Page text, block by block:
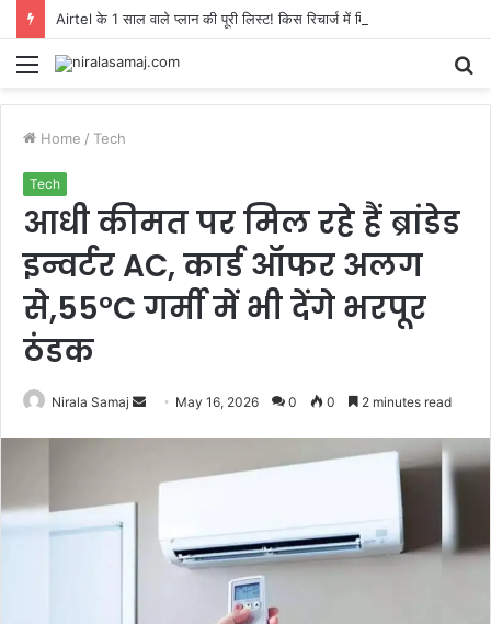
Menu
Home / Tech
Tech
आधी कीमत पर मिल रहे हैं ब्रांडेड
इन्वर्टर AC, कार्ड ऑफर अलग
से,55°C गर्मी में भी देंगे भरपूर
ठंडक
Nirala Samaj
Send May 16, 2026 0 0 2 minutes read